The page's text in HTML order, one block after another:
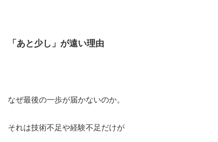
「あと少し」が遠い理由
なぜ最後の一歩が届かないのか。
それは技術不足や経験不足だけが